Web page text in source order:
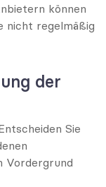
können
nicht regelmäßig
der
Sie
Vordergrund